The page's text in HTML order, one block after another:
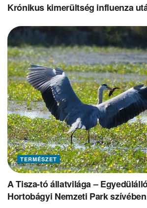
Krónikus kimerültség influenza
TERMÉSZET
A Tisza-tó állatvilága –
Hortobágyi Nemzeti Park szívében